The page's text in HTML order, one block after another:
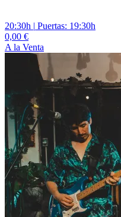
20:30h | Puertas: 19:30h
0,00 €
A la Venta